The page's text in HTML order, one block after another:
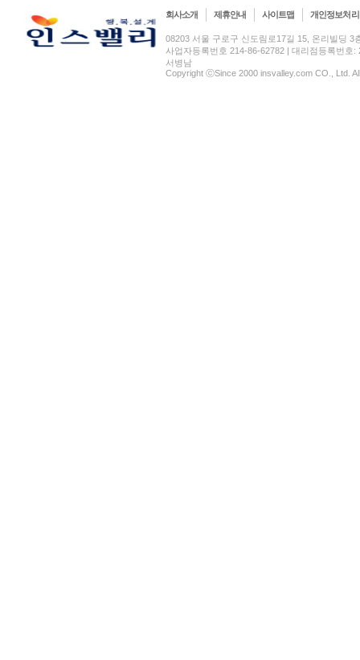
회사소개 제휴안내 사이트맵 개인정보처
08203 서울 구로구 신도림로17길 15, 온리빌딩
사업자등록번호 214-86-62782 | 대리점등록번호:
서병남
Copyright ⓒSince 2000 insvalley.com CO., Ltd.